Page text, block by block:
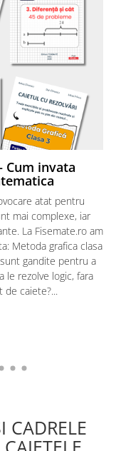
organizata la
Cum invata
atat pentru
mai complexe, iar
La Fisemate.ro am
Metoda grafica clasa
gandite pentru a
le rezolve logic, fara
caiete?...
CADRELE